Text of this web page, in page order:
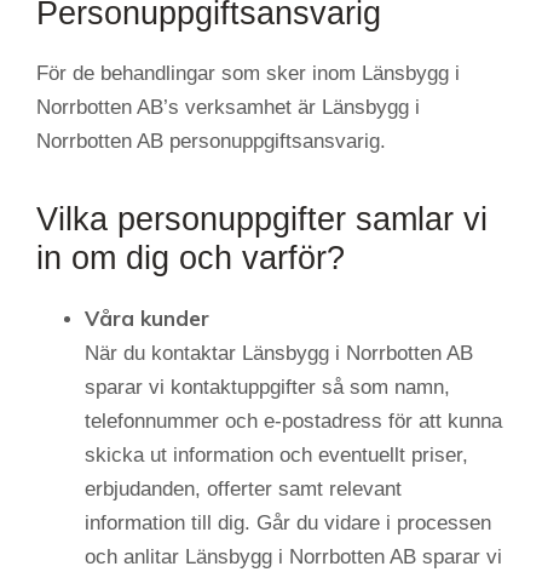
Personuppgiftsansvarig
För de behandlingar som sker inom Länsbygg i
Norrbotten AB’s verksamhet är Länsbygg i
Norrbotten AB personuppgiftsansvarig.
Vilka personuppgifter samlar vi
in om dig och varför?
Våra kunder
När du kontaktar Länsbygg i Norrbotten AB
sparar vi kontaktuppgifter så som namn,
telefonnummer och e-postadress för att kunna
skicka ut information och eventuellt priser,
erbjudanden, offerter samt relevant
information till dig. Går du vidare i processen
och anlitar Länsbygg i Norrbotten AB sparar vi